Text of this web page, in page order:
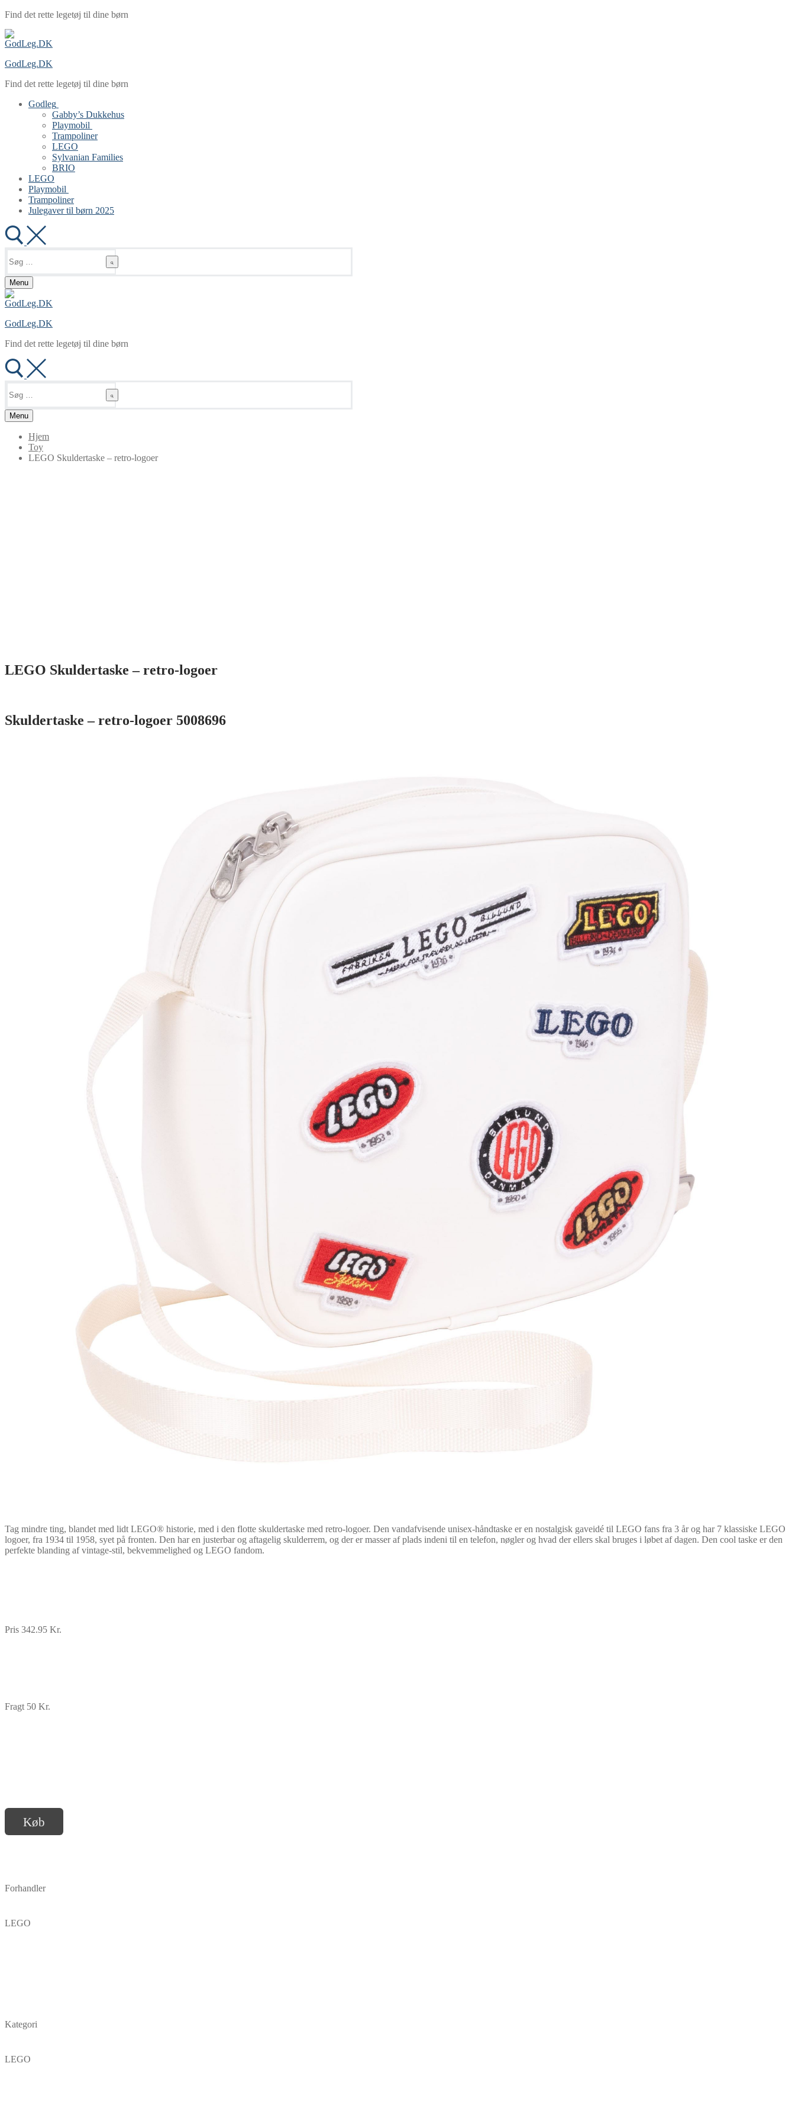
Spring
indhold
Menu
Luk
Find det rette legetøj til dine børn
GodLeg.DK
Find det rette legetøj til dine børn
Godleg
Gabby’s Dukkehus
Playmobil
Trampoliner
LEGO
Sylvanian Families
BRIO
LEGO
Playmobil
Trampoliner
Julegaver til børn 2025
efter:
Menu
GodLeg.DK
Find det rette legetøj til dine børn
efter:
Menu
Hjem
Toy
LEGO Skuldertaske – retro-logoer
LEGO Skuldertaske – retro-logoer
Skuldertaske – retro-logoer 5008696
Tag mindre ting, blandet med lidt LEGO® historie, med i den flotte skuldertaske med retro-logoer. Den vandafvisende unisex-håndtaske er en nostalgisk gaveidé til LEGO fans fra 3 år og har 7 klassiske LEGO
logoer, fra 1934 til 1958, syet på fronten. Den har en justerbar og aftagelig skulderrem, og der er masser af plads indeni til en telefon, nøgler og hvad der ellers skal bruges i løbet af dagen. Den cool taske er den
perfekte blanding af vintage-stil, bekvemmelighed og LEGO fandom.
Pris 342.95 Kr.
Fragt 50 Kr.
Køb
Forhandler
LEGO
Kategori
LEGO